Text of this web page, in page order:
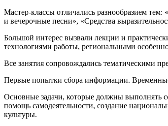
Мастер-классы отличались разнообразием
и вечерочные песни», «Средства
Большой интерес вызвали лекции и
технологиями работы, региональными
Все занятия сопровождались тематическими
Первые попытки сбора информации.
Основные задачи, которые должны выполнять
помощь самодеятельности, создание
культуры.